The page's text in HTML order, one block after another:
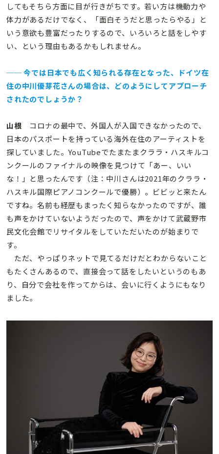
してもそちら方面に目が行きがちです。若い方は機動力や
体力があるだけでなく、「面白そうだと思ったらやる」と
いう意欲も豊富だったりするので、いろいろと話をしやす
い、という理由もあるかもしれません。
── 今では日本でも広く知られる存在となった、ドイツ在
住の中川優芽花さんの場合は、どのようにしてアプローチ
されたのでしょうか？
山根 コロナの最中で、外国人が入国できなかったので、
日本のパスポートを持っている海外在住のアーティストを
探していました。YouTubeでたまたまクララ・ハスキルコ
ンクールのファイナルの映像を見つけて「あー、いい
な！」と思ったんです（注：中川さんは2021年のクララ・
ハスキル国際ピアノコンクールで優勝）。ビビッと来たん
ですね。名前も経歴もまったく知らなかったのですが、誰
も声をかけていないようだったので、声をかけて武蔵野市
民文化会館でリサイタルをしていただいたのが始まりで
す。
ただ、やっぱりネットで見てるだけだとわからないこと
もたくさんあるので、直接会って話をしたいというのもあ
り、自分で会社を作ってからは、会いに行くようにもなり
ました。